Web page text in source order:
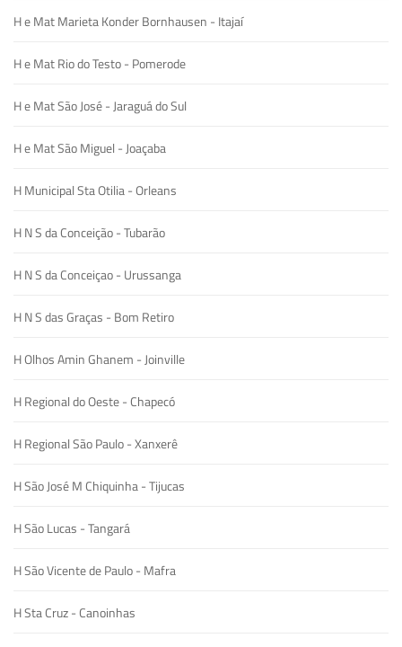
H e Mat Marieta Konder Bornhausen - Itajaí
H e Mat Rio do Testo - Pomerode
H e Mat São José - Jaraguá do Sul
H e Mat São Miguel - Joaçaba
H Municipal Sta Otilia - Orleans
H N S da Conceição - Tubarão
H N S da Conceiçao - Urussanga
H N S das Graças - Bom Retiro
H Olhos Amin Ghanem - Joinville
H Regional do Oeste - Chapecó
H Regional São Paulo - Xanxerê
H São José M Chiquinha - Tijucas
H São Lucas - Tangará
H São Vicente de Paulo - Mafra
H Sta Cruz - Canoinhas